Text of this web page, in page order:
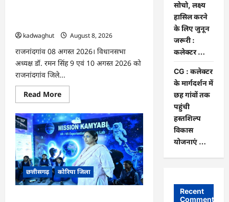
kadwaghut
August 8, 2026
राजनांदगांव 08 अगस्त 2026। विधानसभा
अध्यक्ष डॉ. रमन सिंह 9 एवं 10 अगस्त 2026 को
राजनांदगांव जिले...
Read MoreRead
more
Rajnandgaon:
विधानसभा
अध्यक्ष
डॉ.
रमन
सिंह
9
एवं
10
अगस्त
को
छत्तीसगढ़ कोरिया जिला
सोचो, लक्ष्य
हासिल करने
के लिए जुनून
जरूरी :
कलेक्टर …
CG : कलेक्टर
के मार्गदर्शन में
छह गांवों तक
पहुंची
हस्तशिल्प
विकास
योजनाएं …
Recent
Comments